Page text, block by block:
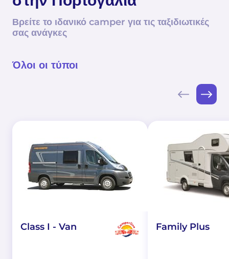
Βρείτε το ιδανικό camper για τις ταξιδιωτικές
σας ανάγκες
Όλοι οι τύποι
Class I - Van Family Plus